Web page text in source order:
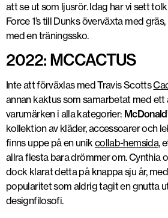
att se ut som ljusrör. Idag har vi sett
Force 1’s till Dunks överväxta med
med en träningssko.
2022: MCCACTUS
Inte att förväxlas med Travis Scotts
annan kaktus som samarbetat med ett
varumärken i alla kategorier:
kollektion av kläder, accessoarer och
finns uppe på en unikcollab-hemsida,
allra flesta bara drömmer om. Cynthia
dock klarat detta på knappa sju år,
popularitet som aldrig tagit en gnutta
designfilosofi.